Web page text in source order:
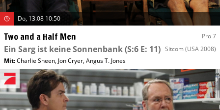
Do, 13.08 10:50
Two and a Half Men Pro 7
Ein Sarg ist keine Sonnenbank(S:6 E: 11) Sitcom (USA 2008)
Mit:Charlie Sheen, Jon Cryer,Angus T. Jones